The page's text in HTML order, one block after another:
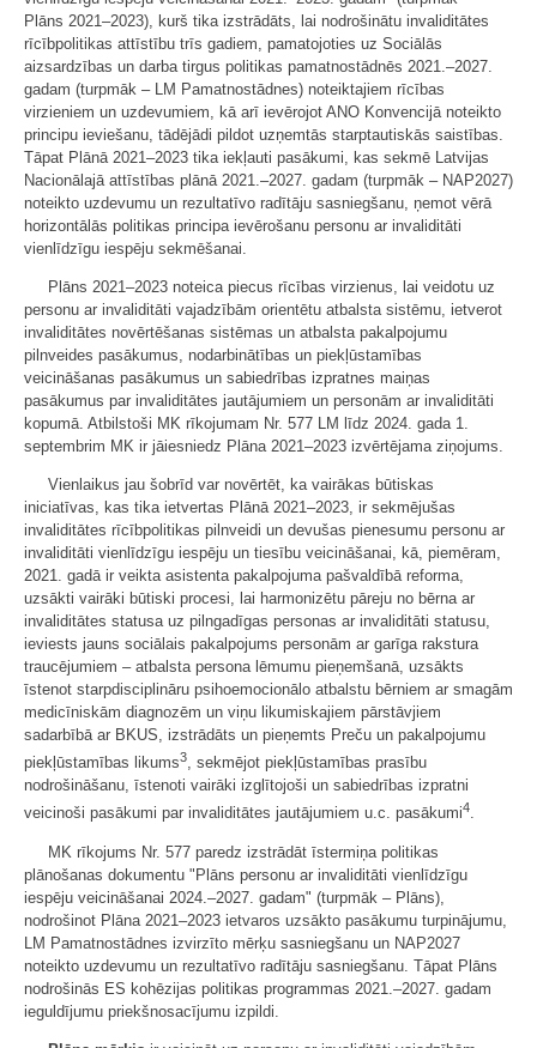
Plāns 2021–2023), kurš tika izstrādāts, lai nodrošinātu invaliditātes
rīcībpolitikas attīstību trīs gadiem, pamatojoties uz Sociālās
aizsardzības un darba tirgus politikas pamatnostādnēs 2021.–2027.
gadam (turpmāk – LM Pamatnostādnes) noteiktajiem rīcības
virzieniem un uzdevumiem, kā arī ievērojot ANO Konvencijā noteikto
principu ieviešanu, tādējādi pildot uzņemtās starptautiskās saistības.
Tāpat Plānā 2021–2023 tika iekļauti pasākumi, kas sekmē Latvijas
Nacionālajā attīstības plānā 2021.–2027. gadam (turpmāk – NAP2027)
noteikto uzdevumu un rezultatīvo radītāju sasniegšanu, ņemot vērā
horizontālās politikas principa ievērošanu personu ar invaliditāti
vienlīdzīgu iespēju sekmēšanai.
Plāns 2021–2023 noteica piecus rīcības virzienus, lai veidotu uz
personu ar invaliditāti vajadzībām orientētu atbalsta sistēmu, ietverot
invaliditātes novērtēšanas sistēmas un atbalsta pakalpojumu
pilnveides pasākumus, nodarbinātības un piekļūstamības
veicināšanas pasākumus un sabiedrības izpratnes maiņas
pasākumus par invaliditātes jautājumiem un personām ar invaliditāti
kopumā. Atbilstoši MK rīkojumam Nr. 577 LM līdz 2024. gada 1.
septembrim MK ir jāiesniedz Plāna 2021–2023 izvērtējama ziņojums.
Vienlaikus jau šobrīd var novērtēt, ka vairākas būtiskas
iniciatīvas, kas tika ietvertas Plānā 2021–2023, ir sekmējušas
invaliditātes rīcībpolitikas pilnveidi un devušas pienesumu personu ar
invaliditāti vienlīdzīgu iespēju un tiesību veicināšanai, kā, piemēram,
2021. gadā ir veikta asistenta pakalpojuma pašvaldībā reforma,
uzsākti vairāki būtiski procesi, lai harmonizētu pāreju no bērna ar
invaliditātes statusa uz pilngadīgas personas ar invaliditāti statusu,
ieviests jauns sociālais pakalpojums personām ar garīga rakstura
traucējumiem – atbalsta persona lēmumu pieņemšanā, uzsākts
īstenot starpdisciplināru psihoemocionālo atbalstu bērniem ar smagām
medicīniskām diagnozēm un viņu likumiskajiem pārstāvjiem
sadarbībā ar BKUS, izstrādāts un pieņemts Preču un pakalpojumu
piekļūstamības likums3, sekmējot piekļūstamības prasību
nodrošināšanu, īstenoti vairāki izglītojoši un sabiedrības izpratni
veicinoši pasākumi par invaliditātes jautājumiem u.c. pasākumi4.
MK rīkojums Nr. 577 paredz izstrādāt īstermiņa politikas
plānošanas dokumentu "Plāns personu ar invaliditāti vienlīdzīgu
iespēju veicināšanai 2024.–2027. gadam" (turpmāk – Plāns),
nodrošinot Plāna 2021–2023 ietvaros uzsākto pasākumu turpinājumu,
LM Pamatnostādnes izvirzīto mērķu sasniegšanu un NAP2027
noteikto uzdevumu un rezultatīvo radītāju sasniegšanu. Tāpat Plāns
nodrošinās ES kohēzijas politikas programmas 2021.–2027. gadam
ieguldījumu priekšnosacījumu izpildi.